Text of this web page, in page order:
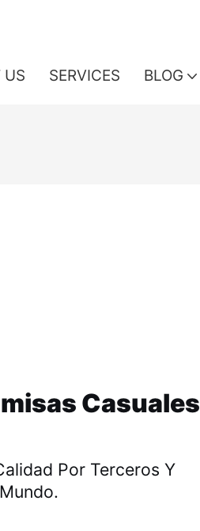
US SERVICES BLOG
Casuales
Por Terceros Y